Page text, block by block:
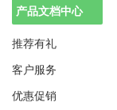
产品文档中心
推荐有礼
客户服务
优惠促销